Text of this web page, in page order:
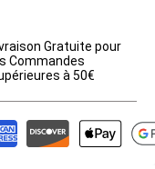
Gratuite pour
Commandes
à 50€